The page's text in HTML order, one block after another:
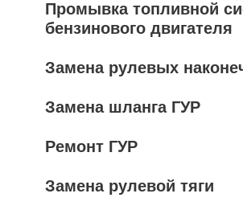
Промывка топливной
бензинового двигателя
Замена рулевых
Замена шланга ГУР
Ремонт ГУР
Замена рулевой тяги